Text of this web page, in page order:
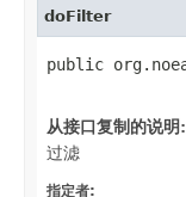
doFilter
public
从接口复制的说明:
过滤
指定者: